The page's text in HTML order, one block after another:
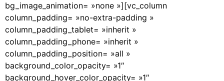
bg_image_animation= »none »][vc_column
column_padding= »no-extra-padding »
column_padding_tablet= »inherit »
column_padding_phone= »inherit »
column_padding_position= »all »
background_color_opacity= »1″
background_hover_color_opacity= »1″